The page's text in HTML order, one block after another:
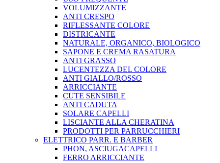
VOLUMIZZANTE
ANTI CRESPO
RIFLESSANTE COLORE
DISTRICANTE
NATURALE, ORGANICO, BIOLOGICO
SAPONE E CREMA RASATURA
ANTI GRASSO
LUCENTEZZA DEL COLORE
ANTI GIALLO/ROSSO
ARRICCIANTE
CUTE SENSIBILE
ANTI CADUTA
SOLARE CAPELLI
LISCIANTE ALLA CHERATINA
PRODOTTI PER PARRUCCHIERI
ELETTRICO PARR. E BARBER
PHON, ASCIUGACAPELLI
FERRO ARRICCIANTE